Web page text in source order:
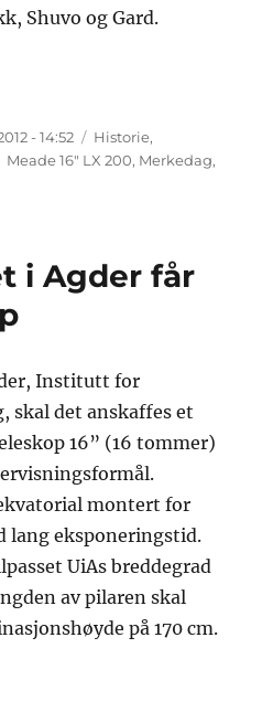
Shuvo og Gard.
- 14:52 Kategorier
Historie,
Stikkord
Meade 16" LX 200, Merkedag,
i Agder får
Institutt for
skal det anskaffes et
16” (16 tommer)
montert for
lang eksponeringstid.
UiAs breddegrad
av pilaren skal
på 170 cm.